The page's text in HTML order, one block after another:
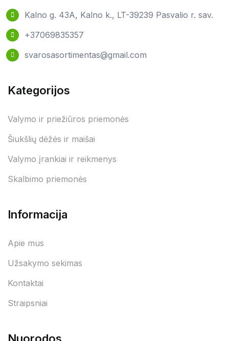
Kalno g. 43A, Kalno k., LT-39239 Pasvalio r. sav.
+37069835357
svarosasortimentas@gmail.com
Kategorijos
Valymo ir priežiūros priemonės
Šiukšlių dėžės ir maišai
Valymo įrankiai ir reikmenys
Skalbimo priemonės
Informacija
Apie mus
Užsakymo sekimas
Kontaktai
Straipsniai
Nuorodos